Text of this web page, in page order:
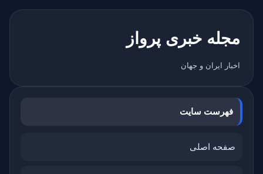
مجله خبری پرواز
اخبار ایران و جهان
فهرست سایت
صفحه اصلی